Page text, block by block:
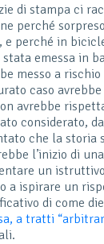
di stampa ci
perché
e perché in
stata emessa in
messo a
caso
avrebbe
considerato,
che la storia
l’inizio di
un
a ispirare un
di come
a tratti